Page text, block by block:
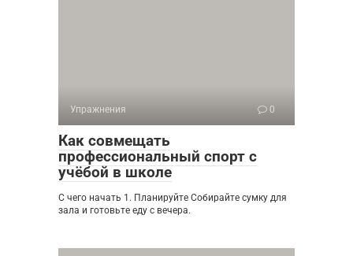
Упражнения 0
Как совмещать
профессиональный спорт с
учёбой в школе
С чего начать 1. Планируйте Собирайте сумку для
зала и готовьте еду с вечера.